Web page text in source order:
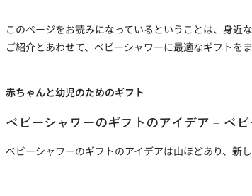
このページをお読みになっているということは、身
ご紹介とあわせて、ベビーシャワーに最適なギフトを
赤ちゃんと幼児のためのギフト
ベビーシャワーのギフトのアイデア – ベ
ベビーシャワーのギフトのアイデアは山ほどあり、新